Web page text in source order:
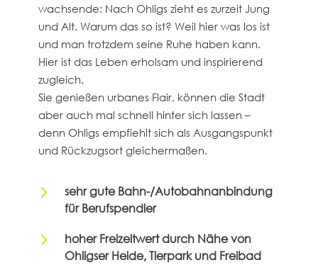
wachsende: Nach Ohligs zieht es zurzeit Jung
und Alt. Warum das so ist? Weil hier was los ist
und man trotzdem seine Ruhe haben kann.
Hier ist das Leben erholsam und inspirierend
zugleich.
Sie genießen urbanes Flair, können die Stadt
aber auch mal schnell hinter sich lassen –
denn Ohligs empfiehlt sich als Ausgangspunkt
und Rückzugsort gleichermaßen.
5
sehr gute Bahn-/Autobahnanbindung
für Berufspendler
5
hoher Freizeitwert durch Nähe von
Ohligser Heide, Tierpark und Freibad